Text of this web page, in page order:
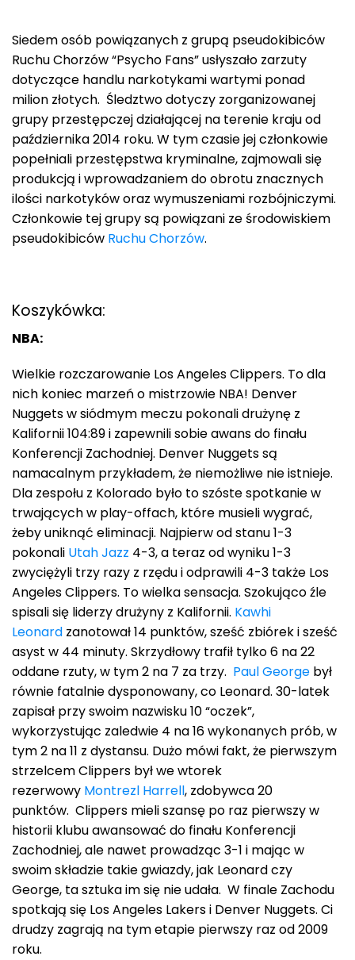
Siedem osób powiązanych z grupą pseudokibiców
Ruchu Chorzów “Psycho Fans” usłyszało zarzuty
dotyczące handlu narkotykami wartymi ponad
milion złotych. Śledztwo dotyczy zorganizowanej
grupy przestępczej działającej na terenie kraju od
października 2014 roku. W tym czasie jej członkowie
popełniali przestępstwa kryminalne, zajmowali się
produkcją i wprowadzaniem do obrotu znacznych
ilości narkotyków oraz wymuszeniami rozbójniczymi.
Członkowie tej grupy są powiązani ze środowiskiem
pseudokibiców Ruchu Chorzów.
Koszykówka:
NBA:
Wielkie rozczarowanie Los Angeles Clippers. To dla
nich koniec marzeń o mistrzowie NBA! Denver
Nuggets w siódmym meczu pokonali drużynę z
Kalifornii 104:89 i zapewnili sobie awans do finału
Konferencji Zachodniej. Denver Nuggets są
namacalnym przykładem, że niemożliwe nie istnieje.
Dla zespołu z Kolorado było to szóste spotkanie w
trwających w play-offach, które musieli wygrać,
żeby uniknąć eliminacji. Najpierw od stanu 1-3
pokonali Utah Jazz 4-3, a teraz od wyniku 1-3
zwyciężyli trzy razy z rzędu i odprawili 4-3 także Los
Angeles Clippers. To wielka sensacja. Szokująco źle
spisali się liderzy drużyny z Kalifornii. Kawhi
Leonard zanotował 14 punktów, sześć zbiórek i sześć
asyst w 44 minuty. Skrzydłowy trafił tylko 6 na 22
oddane rzuty, w tym 2 na 7 za trzy. Paul George był
równie fatalnie dysponowany, co Leonard. 30-latek
zapisał przy swoim nazwisku 10 “oczek”,
wykorzystując zaledwie 4 na 16 wykonanych prób, w
tym 2 na 11 z dystansu. Dużo mówi fakt, że pierwszym
strzelcem Clippers był we wtorek
rezerwowy Montrezl Harrell, zdobywca 20
punktów. Clippers mieli szansę po raz pierwszy w
historii klubu awansować do finału Konferencji
Zachodniej, ale nawet prowadząc 3-1 i mając w
swoim składzie takie gwiazdy, jak Leonard czy
George, ta sztuka im się nie udała. W finale Zachodu
spotkają się Los Angeles Lakers i Denver Nuggets. Ci
drudzy zagrają na tym etapie pierwszy raz od 2009
roku.